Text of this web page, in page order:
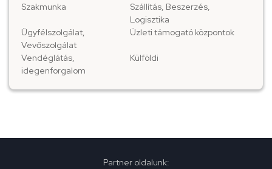
Szakmunka
Szállítás, Beszerzés,
Logisztika
Ügyfélszolgálat,
Vevőszolgálat
Üzleti támogató központok
Vendéglátás,
idegenforgalom
Külföldi
Partner oldalunk: